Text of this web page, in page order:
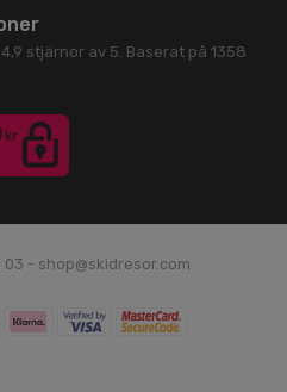
4,9 stjärnor av 5 . Baserat på 1358
- shop@skidresor.com